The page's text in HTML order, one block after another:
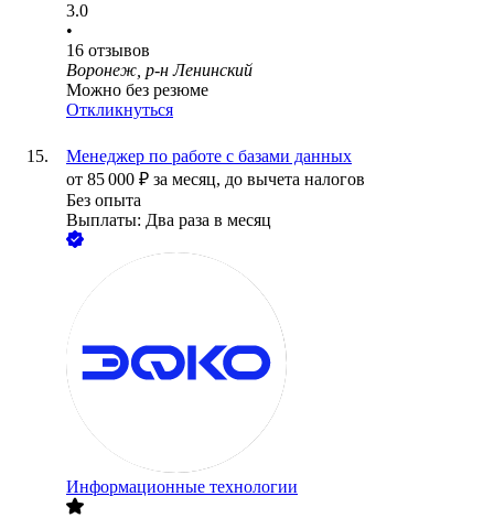
3.0
•
16 отзывов
Воронеж, р-н Ленинский
Можно без резюме
Откликнуться
Менеджер по работе с базами данных
от 85 000 ₽ за месяц, до вычета налогов
Без опыта
Выплаты: Два раза в месяц
Информационные технологии